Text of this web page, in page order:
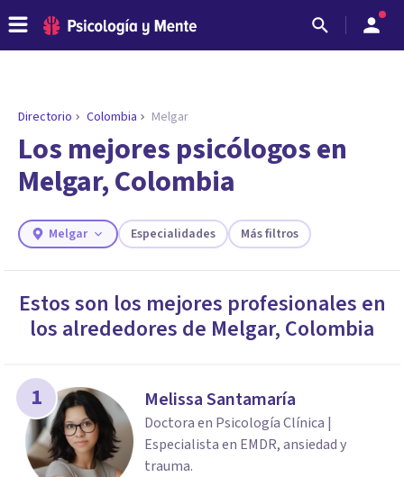
ENCONTRAR MI TERAPEUTA
¿Necesitas ayuda para encontrar el
psicólogo adecuado?
Responde a unas breves preguntas y te ofreceremos
necesidades.
Directorio Colombia Melgar
Los mejores psicólogos en
Melgar, Colombia
Melgar Especialidades Más filtros
Estos son los mejores profesionales en
los alrededores de Melgar, Colombia
1 Melissa Santamaría
Doctora en Psicología Clínica |
Especialista en EMDR, ansiedad y
trauma.